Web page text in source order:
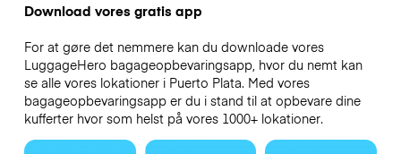
Download vores gratis app
For at gøre det nemmere kan du downloade vores
LuggageHero bagageopbevaringsapp, hvor du nemt kan
se alle vores lokationer i Puerto Plata. Med vores
bagageopbevaringsapp er du i stand til at opbevare dine
kufferter hvor som helst på vores 1000+ lokationer.